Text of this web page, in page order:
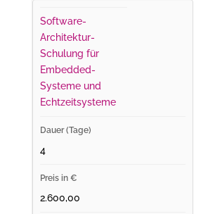
Software-
Architektur-
Schulung für
Embedded-
Systeme und
Echtzeitsysteme
4
2.600,00